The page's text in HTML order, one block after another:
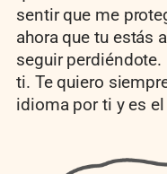
sentir que me
ahora que tu estás
seguir
ti. Te quiero
idioma por ti y es